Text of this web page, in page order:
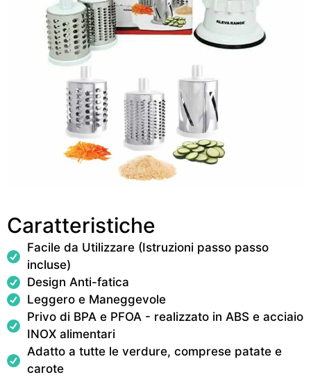
Caratteristiche
Facile da Utilizzare (Istruzioni passo passo
incluse)
Design Anti-fatica
Leggero e Maneggevole
Privo di BPA e PFOA - realizzato in ABS e acciaio
INOX alimentari
Adatto a tutte le verdure, comprese patate e
carote